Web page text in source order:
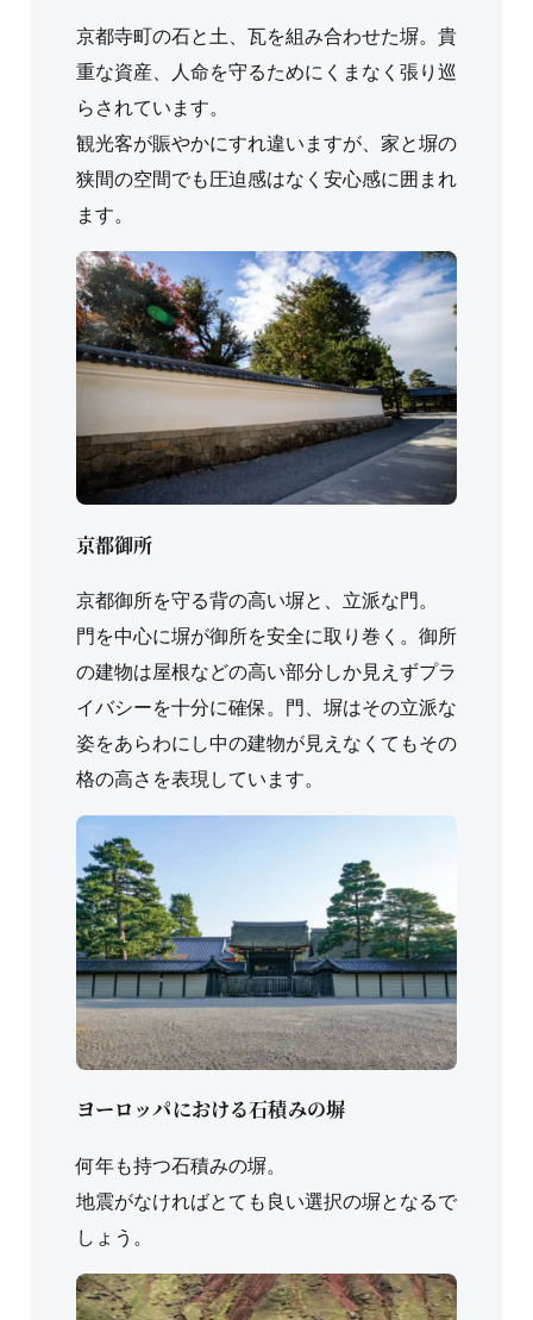
京都寺町の石と土、瓦を組み合わせた塀。貴
重な資産、人命を守るためにくまなく張り巡
らされています。
観光客が賑やかにすれ違いますが、家と塀の
狭間の空間でも圧迫感はなく安心感に囲まれ
ます。
京都御所
京都御所を守る背の高い塀と、立派な門。
門を中心に塀が御所を安全に取り巻く。御所
の建物は屋根などの高い部分しか見えずプラ
イバシーを十分に確保。門、塀はその立派な
姿をあらわにし中の建物が見えなくてもその
格の高さを表現しています。
ヨーロッパにおける石積みの塀
何年も持つ石積みの塀。
地震がなければとても良い選択の塀となるで
しょう。